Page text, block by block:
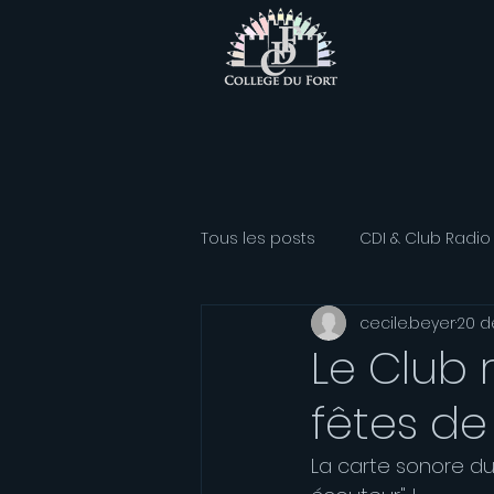
Tous les posts CDI & Club Radio
Classe Athlétisme Option
Association sportive
Le Club
fêtes
cecile.beyer20
La carte sonore